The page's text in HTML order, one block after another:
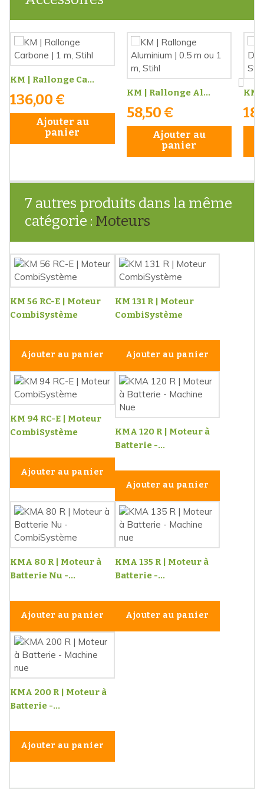
KM | Rallonge Ca...
136,00 €
Ajouter au
panier
KM | Rallonge Al...
58,50 €
Ajouter au
panier
KM
7 autres produits dans la même
catégorie :
Moteurs
KM 56 RC-E | Moteur
CombiSystème
Ajouter au panier
KM 131 R | Moteur
CombiSystème
Ajouter au panier
KM 94 RC-E | Moteur
CombiSystème
Ajouter au panier
KMA 120 R | Moteur à
Batterie -...
Ajouter au panier
KMA 80 R | Moteur à
Batterie Nu -...
Ajouter au panier
KMA 135 R | Moteur à
Batterie -...
Ajouter au panier
KMA 200 R | Moteur à
Batterie -...
Ajouter au panier